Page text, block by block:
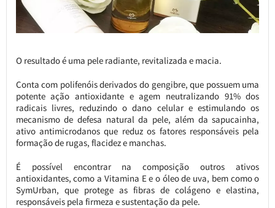
O resultado é uma pele radiante, revitalizada e macia.
Conta com polifenóis derivados do gengibre, que possuem uma
potente ação antioxidante e agem neutralizando 91% dos
radicais livres, reduzindo o dano celular e estimulando os
mecanismo de defesa natural da pele, além da sapucainha,
ativo antimicrodanos que reduz os fatores responsáveis pela
formação de rugas, flacidez e manchas.
É possível encontrar na composição outros ativos
antioxidantes, como a Vitamina E e o óleo de uva, bem como o
SymUrban, que protege as fibras de colágeno e elastina,
responsáveis pela firmeza e sustentação da pele.